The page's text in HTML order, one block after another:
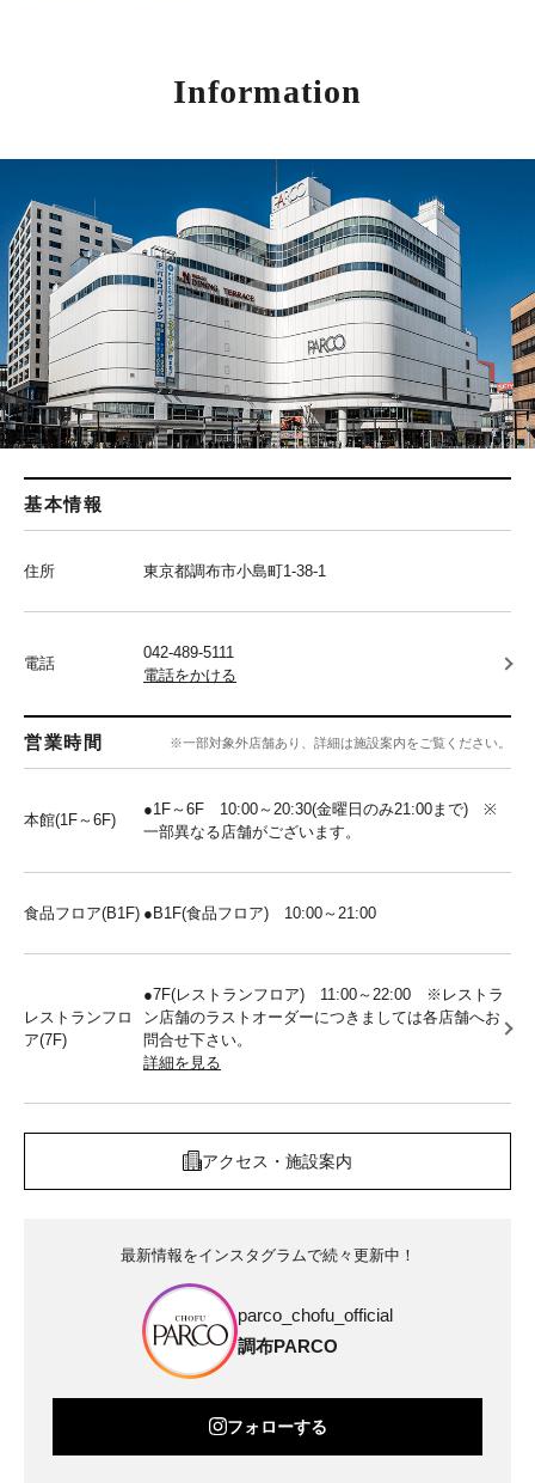
Information
基本情報
住所 東京都調布市小島町1-38-1
電話
042-489-5111
電話をかける
営業時間 ※一部対象外店舗あり、詳細は施設案内をご覧ください。
本館(1F～6F)
●1F～6F 10:00～20:30(金曜日のみ21:00まで) ※
一部異なる店舗がございます。
食品フロア(B1F) ●B1F(食品フロア) 10:00～21:00
レストランフロ
ア(7F)
●7F(レストランフロア) 11:00～22:00 ※レストラ
ン店舗のラストオーダーにつきましては各店舗へお
問合せ下さい。
詳細を見る
アクセス・施設案内
最新情報をインスタグラムで続々更新中！
parco_chofu_official
調布PARCO
フォローする